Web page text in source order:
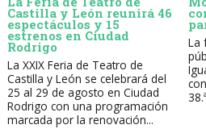
Castilla y León reunirá 46
espectáculos y 15
estrenos en Ciudad
Rodrigo
La XXIX Feria de Teatro de
Castilla y León se celebrará del
25 al 29 de agosto en Ciudad
Rodrigo con una programación
marcada por la renovación...
La